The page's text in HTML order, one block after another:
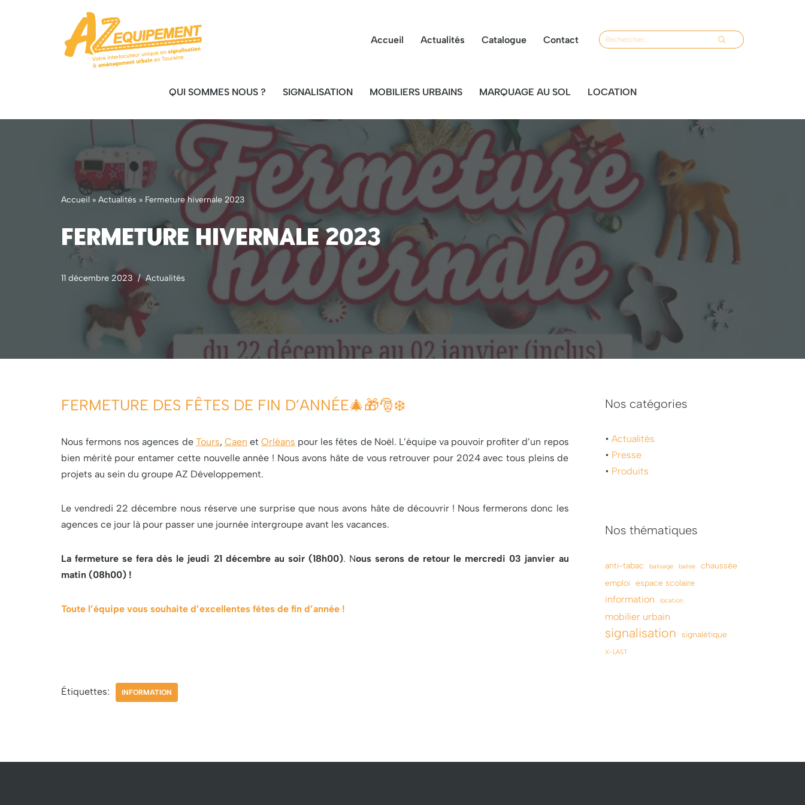
Accueil Actualités Catalogue Contact
QUI SOMMES NOUS ? SIGNALISATION MOBILIERS URBAINS MARQUAGE AU SOL LOCATION
Accueil » Actualités » Fermeture hivernale 2023
Fermeture hivernale 2023
11 décembre 2023 Actualités
FERMETURE DES FÊTES DE FIN D’ANNÉE🎄🎁🎅❄️
Nous fermons nos agences de Tours, Caen etOrléans pour les fêtes de Noël. L’équipe va pouvoir profiter d’un repos
bien mérité pour entamer cette nouvelle année ! Nous avons hâte de vous retrouver pour 2024 avec tous pleins de
projets au sein du groupe AZ Développement.
Le vendredi 22 décembre nous réserve une surprise que nous avons hâte de découvrir ! Nous fermerons donc les
agences ce jour là pour passer une journée intergroupe avant les vacances.
La fermeture se fera dès le jeudi 21 décembreau soir (18h00). Nous serons de retour le mercredi 03 janvier au
matin (08h00) !
Toute l’équipe vous souhaite d’excellentes fêtes de fin d’année !
Étiquettes: INFORMATION
Nos catégories
• Actualités
• Presse
• Produits
Nos thématiques
anti-tabac balisage balise
chaussée
emploi
espace scolaire
information location
mobilier urbain
signalisation signalétique
X-LAST